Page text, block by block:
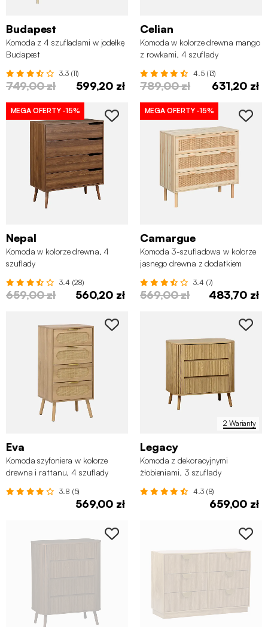
Budapest
Komoda z 4 szufladami w jodełkę
Budapest
3.3 (11)
749,00 zł 599,20 zł
Celian
Komoda w kolorze drewna mango
z rowkami, 4 szuflady
4.5 (13)
789,00 zł 631,20 zł
MEGA OFERTY -15%
Nepal
Komoda w kolorze drewna, 4
szuflady
3.4 (28)
659,00 zł 560,20 zł
MEGA OFERTY -15%
Camargue
Komoda 3-szufladowa w kolorze
jasnego drewna z dodatkiem
3.4 (7)
569,00 zł 483,70 zł
Eva
Komoda szyfoniera w kolorze
drewna i rattanu, 4 szuflady
3.8 (5)
569,00 zł
2 Warianty
Legacy
Komoda z dekoracyjnymi
żłobieniami, 3 szuflady
4.3 (8)
659,00 zł